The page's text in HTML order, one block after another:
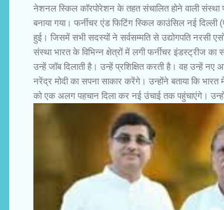
नेशनल स्किल कॉरपोरेशन के तहत संचालित होने वाली
बनाया गया। फर्नीचर एंड फिटिंग स्किल काउंसिल नई
हुई। जिसमें सभी सदस्यों ने सर्वसम्मति से उद्योगपति नरसी
संस्था भारत के विभिन्न क्षेत्रों में लगी फर्नीचर इंडस्ट्रीज
उन्हें जॉब दिलाती है। उन्हें प्रशिक्षित करती है। वह उन्हें नए
नरेंद्र मोदी का सपना साकार करेंगे। उन्होंने बताया कि भारत
को एक अलग पहचान दिला कर नई उंचाई तक पहुंचाएंगे।